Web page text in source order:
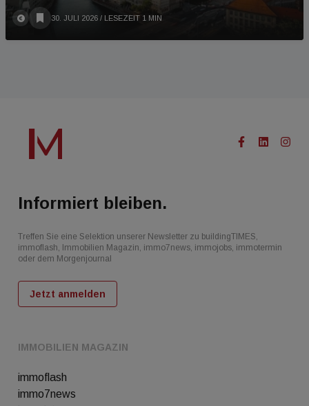
30. JULI 2026 / LESEZEIT 1 MIN
IMMOBILIEN MAGAZIN
immoflash
immo7news
Informiert bleiben.
Treffen Sie eine Selektion unserer Newsletter zu buildingTIMES,
immoflash, Immobilien Magazin, immo7news, immojobs, immotermin
oder dem Morgenjournal
Jetzt anmelden